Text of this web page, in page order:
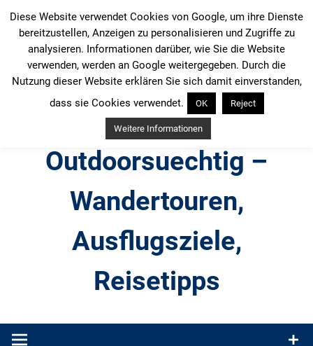
Inhalt
springen
Outdoorsuechtig –
Wandertouren,
Ausflugsziele,
Reisetipps
Produkttests und Buchrezensionen. Ein Blog für alle, die gern
Diese Website verwendet Cookies von Google, um ihre Dienste
bereitzustellen, Anzeigen zu personalisieren und Zugriffe zu
analysieren. Informationen darüber, wie Sie die Website
verwenden, werden an Google weitergegeben. Durch die
Nutzung dieser Website erklären Sie sich damit einverstanden,
dass sie Cookies verwendet.
OK Reject
Weitere Informationen